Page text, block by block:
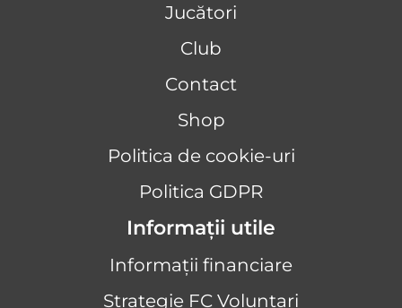
Jucători
Club
Contact
Shop
Politica de cookie-uri
Politica GDPR
Informații utile
Informații financiare
Strategie FC Voluntari